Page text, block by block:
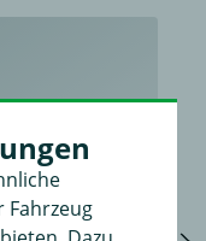
Fahrzeug